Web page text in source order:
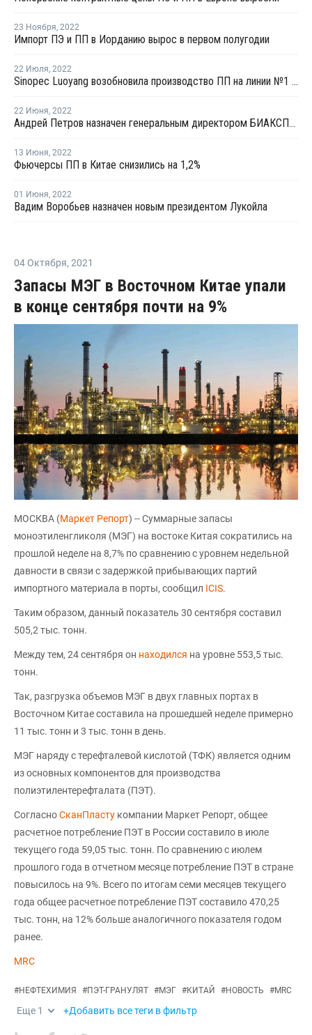
23 Ноября, 2022
Импорт ПЭ и ПП в Иорданию вырос в первом полугодии
22 Июля, 2022
Sinopec Luoyang возобновила производство ПП на линии №1 в Китае
22 Июня, 2022
Андрей Петров назначен генеральным директором БИАКСПЛЕНа
13 Июня, 2022
Фьючерсы ПП в Китае снизились на 1,2%
01 Июня, 2022
Вадим Воробьев назначен новым президентом Лукойла
04 Октября, 2021
Запасы МЭГ в Восточном Китае упали
в конце сентября почти на 9%
МОСКВА (Маркет Репорт) -- Суммарные запасы
моноэтиленгликоля (МЭГ) на востоке Китая сократились на
прошлой неделе на 8,7% по сравнению с уровнем недельной
давности в связи с задержкой прибывающих партий
импортного материала в порты, сообщил ICIS.
Таким образом, данный показатель 30 сентября составил
505,2 тыс. тонн.
Между тем, 24 сентября он находился на уровне 553,5 тыс.
тонн.
Так, разгрузка объемов МЭГ в двух главных портах в
Восточном Китае составила на прошедшей неделе примерно
11 тыс. тонн и 3 тыс. тонн в день.
МЭГ наряду с терефталевой кислотой (ТФК) является одним
из основных компонентов для производства
полиэтилентерефталата (ПЭТ).
СогласноСканПласту компании Маркет Репорт, общее
расчетное потребление ПЭТ в России составило в июле
текущего года 59,05 тыс. тонн. По сравнению с июлем
прошлого года в отчетном месяце потребление ПЭТ в стране
повысилось на 9%. Всего по итогам семи месяцев текущего
года общее расчетное потребление ПЭТ составило 470,25
тыс. тонн, на 12% больше аналогичного показателя годом
ранее.
MRC
#НЕФТЕХИМИЯ #ПЭТ-ГРАНУЛЯТ #МЭГ #КИТАЙ #НОВОСТЬ #MRC
Еще 1 +Добавить все теги в фильтр